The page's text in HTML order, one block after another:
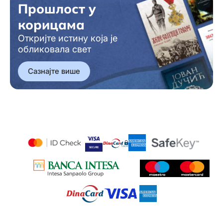
Прошлост у
корицама
Откријте истину која је
обликовала свет
Сазнајте више